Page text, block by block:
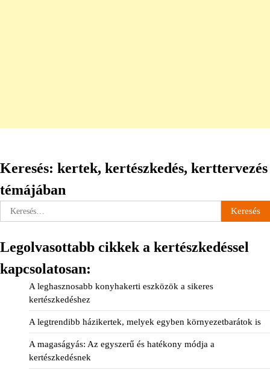
Keresés: kertek, kertészkedés, kerttervezés
témájában
Keresés:
Legolvasottabb cikkek a kertészkedéssel
kapcsolatosan:
A leghasznosabb konyhakerti eszközök a sikeres
kertészkedéshez
A legtrendibb házikertek, melyek egyben környezetbarátok is
A magaságyás: Az egyszerű és hatékony módja a
kertészkedésnek